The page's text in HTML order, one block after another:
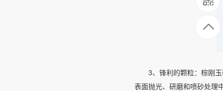
3、锋利的颗粒：棕刚玉
表面抛光、研磨和喷砂处理